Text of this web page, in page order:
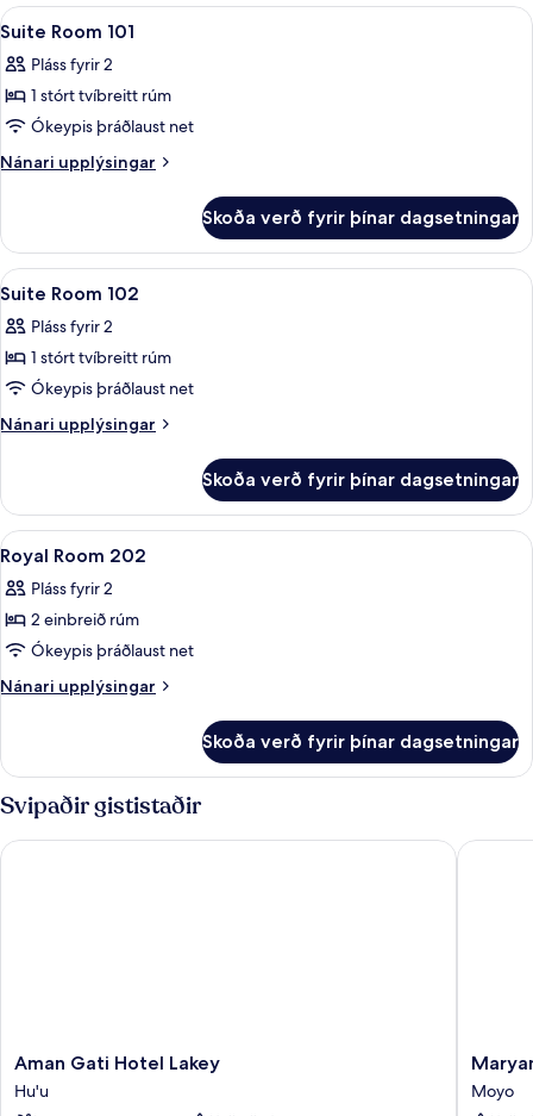
fyrir
þrjá
Skoða
allar
myndir
fyrir
Suite
Room
Skrifborð, ókeypis þráðlaus
13
Suite Room 101
Pláss fyrir 2
1 stórt tvíbreitt rúm
Ókeypis þráðlaust net
Nánari upplýsingar
Nánari
Room
101
Skoða verð fyrir þínar dagsetningar
Skoða
allar
myndir
fyrir
Suite
Room
Skrifborð, ókeypis þráðlaus
6
Suite Room 102
Pláss fyrir 2
1 stórt tvíbreitt rúm
Ókeypis þráðlaust net
Nánari upplýsingar
Nánari
Room
102
Skoða verð fyrir þínar dagsetningar
Skoða
allar
myndir
fyrir
Royal
Room
Skrifborð, ókeypis þráðlaus
8
Royal Room 202
Pláss fyrir 2
2 einbreið rúm
Ókeypis þráðlaust net
Nánari upplýsingar
Nánari
Room
202
Skoða verð fyrir þínar dagsetningar
Svipaðir gististaðir
Aman
Gati
Hotel
Aman Gati Hotel Lakey
Hu'u
Aman Gati Hotel Lakey
Maryan
Moyo
Moyo
Maryan